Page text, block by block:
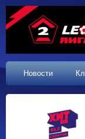
Новости